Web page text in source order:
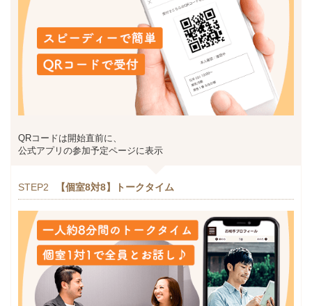
QRコードは開始直前に、
公式アプリの参加予定ページに表示
STEP2 【個室8対8】トークタイム